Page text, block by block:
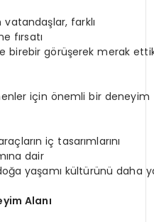
farklı
fırsatı
birebir görüşerek merak
için önemli bir deneyim
iç tasarımlarını
dair
yaşamı kültürünü daha
Alanı